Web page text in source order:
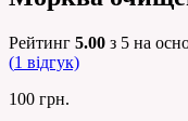
Рейтинг 5.00 з 5 на
(1 відгук)
100 грн.